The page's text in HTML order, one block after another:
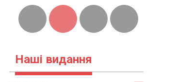
Наші видання